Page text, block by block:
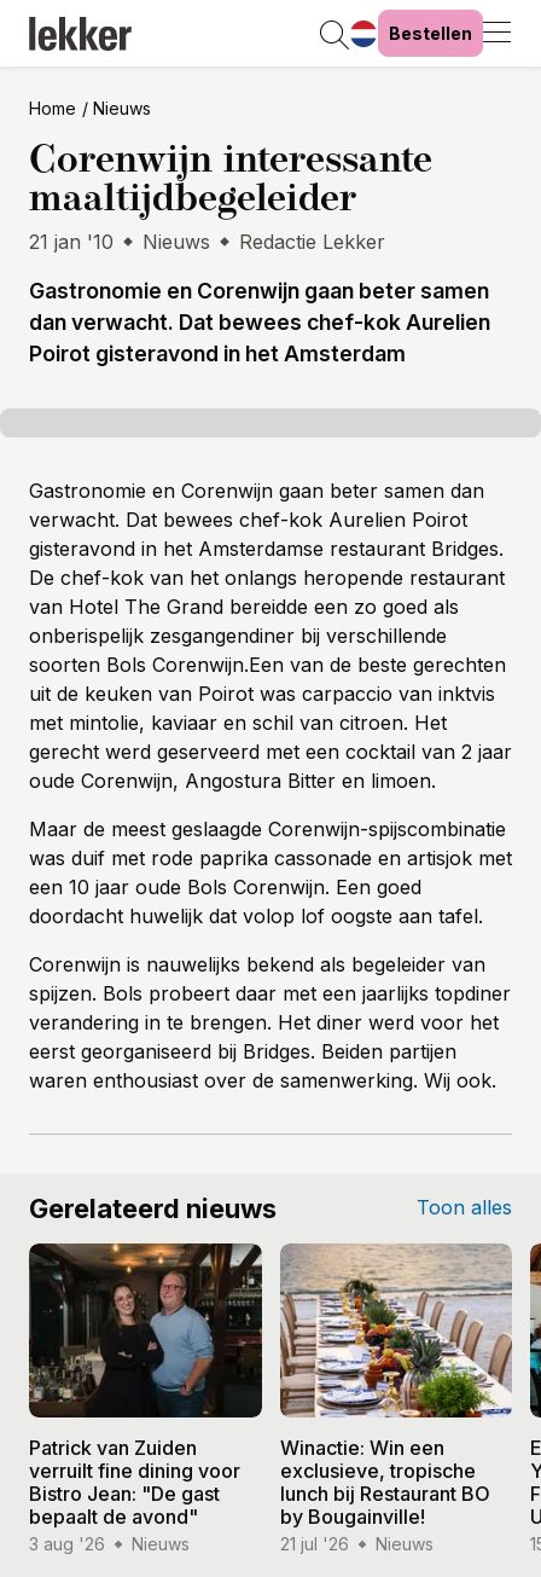
Bestellen
Home Nieuws
Corenwijn interessante
maaltijdbegeleider
21 jan '10 Nieuws Redactie Lekker
Gastronomie en Corenwijn gaan beter samen
dan verwacht. Dat bewees chef-kok Aurelien
Poirot gisteravond in het Amsterdam
Gastronomie en Corenwijn gaan beter samen dan
verwacht. Dat bewees chef-kok Aurelien Poirot
gisteravond in het Amsterdamse restaurant Bridges.
De chef-kok van het onlangs heropende restaurant
van Hotel The Grand bereidde een zo goed als
onberispelijk zesgangendiner bij verschillende
soorten Bols Corenwijn.Een van de beste gerechten
uit de keuken van Poirot was carpaccio van inktvis
met mintolie, kaviaar en schil van citroen. Het
gerecht werd geserveerd met een cocktail van 2 jaar
oude Corenwijn, Angostura Bitter en limoen.
Maar de meest geslaagde Corenwijn-spijscombinatie
was duif met rode paprika cassonade en artisjok met
een 10 jaar oude Bols Corenwijn. Een goed
doordacht huwelijk dat volop lof oogste aan tafel.
Corenwijn is nauwelijks bekend als begeleider van
spijzen. Bols probeert daar met een jaarlijks topdiner
verandering in te brengen. Het diner werd voor het
eerst georganiseerd bij Bridges. Beiden partijen
waren enthousiast over de samenwerking. Wij ook.
Gerelateerd nieuws Toon alles
Patrick van Zuiden
verruilt fine dining voor
Bistro Jean: "De gast
bepaalt de avond"
3 aug '26 Nieuws
Winactie: Win een
exclusieve, tropische
lunch bij Restaurant BO
by Bougainville!
21 jul '26 Nieuws